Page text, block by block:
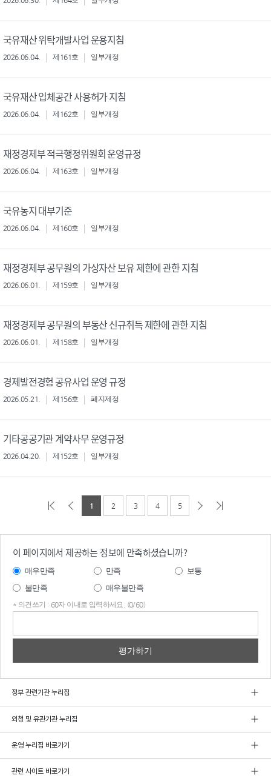
국유재산 위탁개발사업 운용지침
2026.06.04. 제161호 일부개정
국유재산 입체공간 사용허가 지침
2026.06.04. 제162호 일부개정
재정경제부 적극행정위원회 운영규정
2026.06.04. 제163호 일부개정
국유농지 대부기준
2026.06.04. 제160호 일부개정
재정경제부 공무원의 가상자산 보유 제한에 관한 지침
2026.06.01. 제159호 일부개정
재정경제부 공무원의 부동산 신규취득 제한에 관한 지침
2026.06.01. 제158호 일부개정
경제발전경험 공유사업 운영 규정
2026.05.21. 제156호 폐지제정
기타공공기관 계약사무 운영규정
2026.04.20. 제152호 일부개정
1 2 3 4 5
이 페이지에서 제공하는 정보에 만족하셨습니까?
매우만족 만족
보통
불만족
매우불만족
* 의견쓰기 : 60자 이내로 입력하세요. (0/60)
정부 관련기관 누리집
외청 및 유관기관 누리집
운영 누리집 바로가기
관련 사이트 바로가기